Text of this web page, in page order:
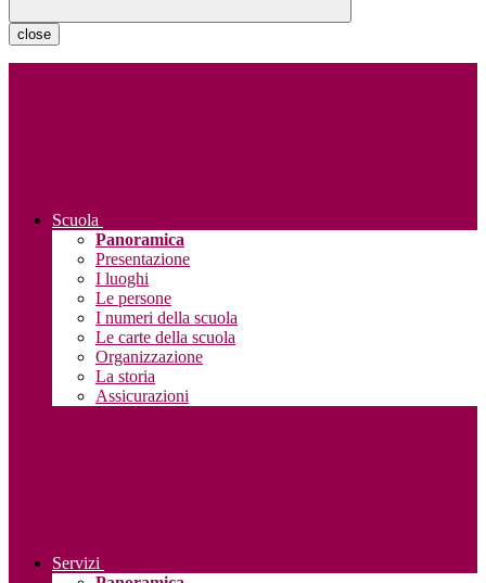
close
Scuola
Panoramica
Presentazione
I luoghi
Le persone
I numeri della scuola
Le carte della scuola
Organizzazione
La storia
Assicurazioni
Servizi